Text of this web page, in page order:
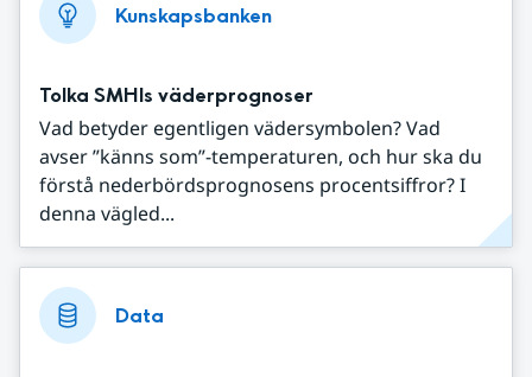
Kunskapsbanken
Tolka SMHIs väderprognoser
Vad betyder egentligen vädersymbolen? Vad
avser ”känns som”-temperaturen, och hur ska du
förstå nederbördsprognosens procentsiffror? I
denna vägled...
Data